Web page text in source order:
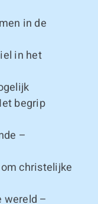
in de
in het
begrip
–
christelijke
wereld –